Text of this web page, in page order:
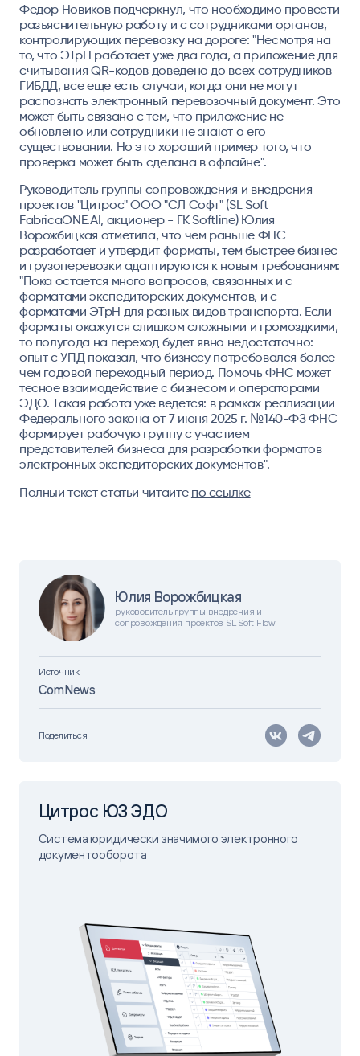
Юлия Ворожбицкая
руководитель группы внедрения и
сопровождения проектов SL Soft Flow
Источник
ComNews
Поделиться
Федор Новиков подчеркнул, что необходимо провести
разъяснительную работу и с сотрудниками органов,
контролирующих перевозку на дороге: "Несмотря на
то, что ЭТрН работает уже два года, а приложение для
считывания QR-кодов доведено до всех сотрудников
ГИБДД, все еще есть случаи, когда они не могут
распознать электронный перевозочный документ. Это
может быть связано с тем, что приложение не
обновлено или сотрудники не знают о его
существовании. Но это хороший пример того, что
проверка может быть сделана в офлайне".
Руководитель группы сопровождения и внедрения
проектов "Цитрос" ООО "СЛ Софт" (SL Soft
FabricaONE.AI, акционер - ГК Softline) Юлия
Ворожбицкая отметила, что чем раньше ФНС
разработает и утвердит форматы, тем быстрее бизнес
и грузоперевозки адаптируются к новым требованиям:
"Пока остается много вопросов, связанных и с
форматами экспедиторских документов, и с
форматами ЭТрН для разных видов транспорта. Если
форматы окажутся слишком сложными и громоздкими,
то полугода на переход будет явно недостаточно:
опыт с УПД показал, что бизнесу потребовался более
чем годовой переходный период. Помочь ФНС может
тесное взаимодействие с бизнесом и операторами
ЭДО. Такая работа уже ведется: в рамках реализации
Федерального закона от 7 июня 2025 г. №140-ФЗ ФНС
формирует рабочую группу с участием
представителей бизнеса для разработки форматов
электронных экспедиторских документов".
Полный текст статьи читайте по ссылке
Цитрос ЮЗ ЭДО
Система юридически значимого электронного
документооборота